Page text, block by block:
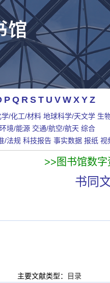
P Q R S T U V W X Y Z
学/化工/材料 地球科学/天文学 生
环境/能源 交通/航空/航天 综合
/法规 科技报告 事实数据 报纸 视
>>图书馆数
书同
主要文献类型： 目录